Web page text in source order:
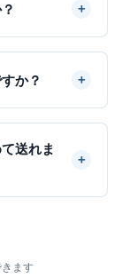
か？
送れま
ます